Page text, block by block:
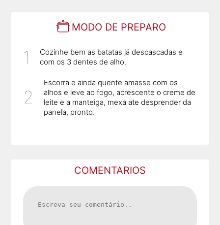
MODO DE PREPARO
Cozinhe bem as batatas já descascadas e
com os 3 dentes de alho.
Escorra e ainda quente amasse com os
alhos e leve ao fogo, acrescente o creme de
leite e a manteiga, mexa ate desprender da
panela, pronto.
COMENTARIOS